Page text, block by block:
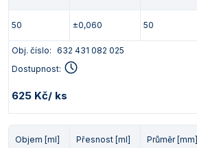
50 ±0,060 50
Obj. číslo: 632 431 082 025
Dostupnost:
625 Kč/ ks
Objem [ml] Přesnost [ml] Průměr [mm]